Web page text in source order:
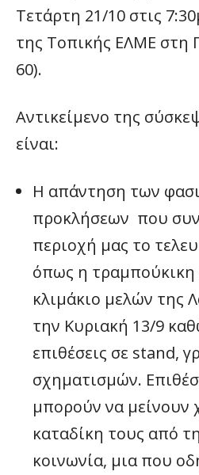
Τετάρτη 21/10 στις
της Τοπικής ΕΛΜΕ στη
60).
Αντικείμενο της
είναι:
Η απάντηση των
προκλήσεων που
περιοχή μας το
όπως η τραμπούκικη
κλιμάκιο μελών της
την Κυριακή 13/9
επιθέσεις σε stand,
σχηματισμών.
μπορούν να μείνουν
καταδίκη τους από
κοινωνία, μια που